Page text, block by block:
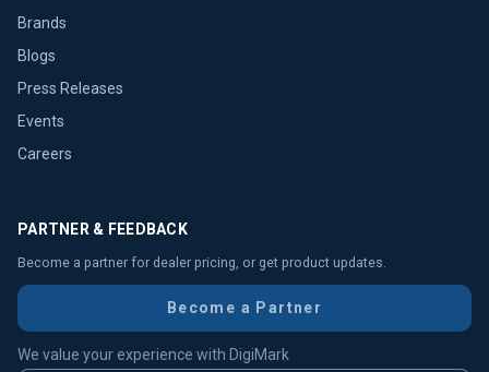
Brands
Blogs
Press Releases
Events
Careers
PARTNER & FEEDBACK
Become a partner for dealer pricing, or get product updates.
Become a Partner
We value your experience with DigiMark